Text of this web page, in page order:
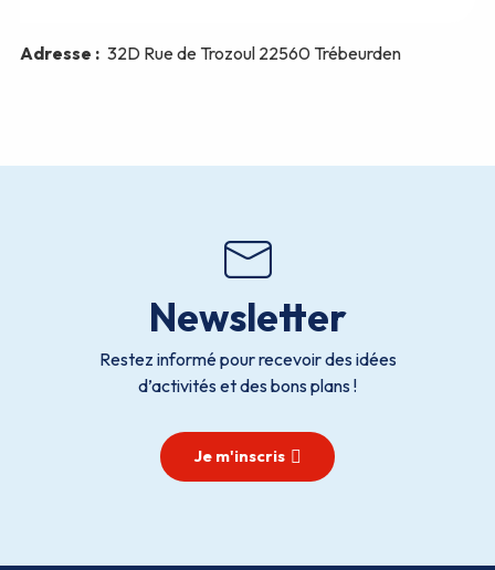
Newsletter
Restez informé pour recevoir des idées
d’activités et des bons plans !
Je m'inscris